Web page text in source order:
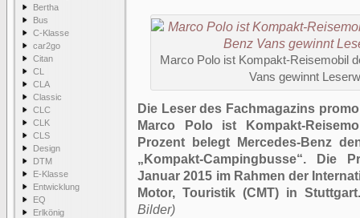
Bertha
Bus
C-Klasse
car2go
Citan
CL
CLA
Classic
CLC
CLK
CLS
Design
DTM
E-Klasse
Entwicklung
EQ
Erlkönig
Marco Polo ist Kompakt-Reisemobil
Vans gewinnt
Die Leser des Fachmagazins
Marco Polo ist Kompakt-
Prozent belegt Mercedes-Benz
„Kompakt-Campingbusse“. Die
Januar 2015 im Rahmen der
Motor, Touristik (CMT) in Stuttgart.
Bilder)